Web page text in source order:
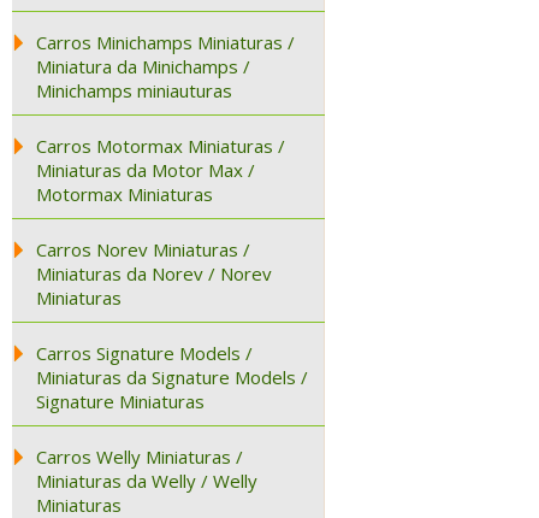
Carros Minichamps Miniaturas /
Miniatura da Minichamps /
Minichamps miniauturas
Carros Motormax Miniaturas /
Miniaturas da Motor Max /
Motormax Miniaturas
Carros Norev Miniaturas /
Miniaturas da Norev / Norev
Miniaturas
Carros Signature Models /
Miniaturas da Signature Models /
Signature Miniaturas
Carros Welly Miniaturas /
Miniaturas da Welly / Welly
Miniaturas